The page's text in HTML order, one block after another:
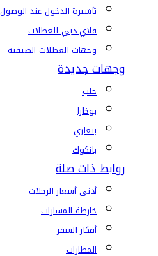
تأشيرة الدخول عند الوصول
فلاي دبي للعطلات
وجهات العطلات الصيفية
وجهات جديدة
حلب
بوخارا
بنغازي
بانكوك
روابط ذات صلة
أدنى أسعار الرحلات
خارطة المسارات
أفكار السفر
المطارات